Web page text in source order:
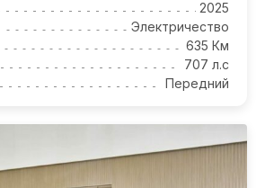
2025
Электричество
635 Км
707 л.с
Передний